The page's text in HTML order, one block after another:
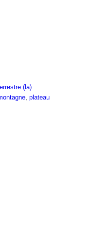
(la)
, plateau